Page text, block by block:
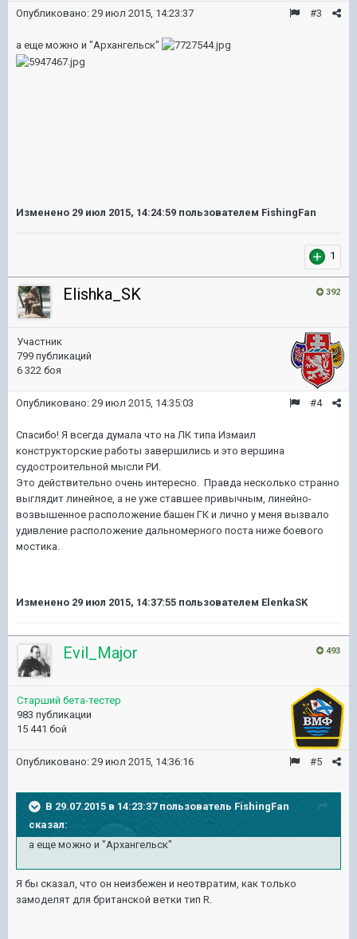
#3
Опубликовано: 29 июл 2015, 14:23:37
а еще можно и "Архангельск"
Изменено 29 июл 2015, 14:24:59 пользователем FishingFan
1
392
Elishka_SK
Участник
799 публикаций
6 322 боя
#4
Опубликовано: 29 июл 2015, 14:35:03
Спасибо! Я всегда думала что на ЛК типа Измаил
конструкторские работы завершились и это вершина
судостроительной мысли РИ.
Это действительно очень интересно. Правда несколько странно
выглядит линейное, а не уже ставшее привычным, линейно-
возвышенное расположение башен ГК и лично у меня вызвало
удивление расположение дальномерного поста ниже боевого
мостика.
Изменено 29 июл 2015, 14:37:55 пользователем ElenkaSK
493
Evil_Major
Старший бета-тестер
983 публикации
15 441 бой
#5
Опубликовано: 29 июл 2015, 14:36:16
В 29.07.2015 в 14:23:37 пользователь FishingFan
сказал:
а еще можно и "Архангельск"
Я бы сказал, что он неизбежен и неотвратим, как только
замоделят для британской ветки тип R.